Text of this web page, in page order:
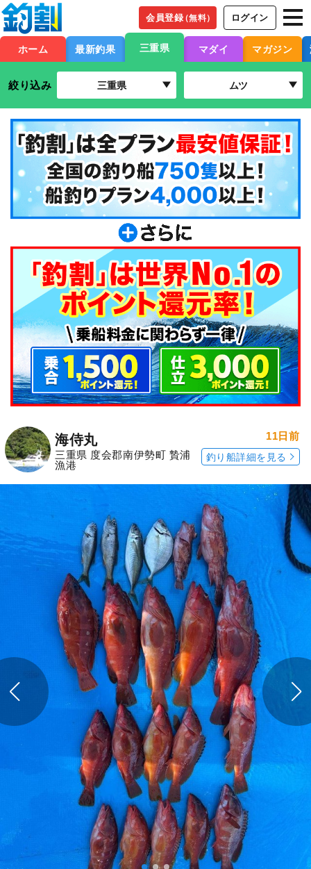
会員登録（無料） ログイン
ホーム 最新釣果 三重県 マダイ マガジン
絞り込み 三重県 ムツ
海侍丸
三重県 度会郡南伊勢町 贄浦
漁港
11日前
釣り船詳細を見る